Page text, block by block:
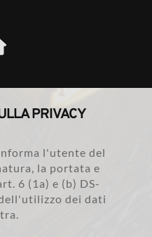
PRIVACY
l'utente del
la portata e
6 (1a) e (b) DS-
dei dati